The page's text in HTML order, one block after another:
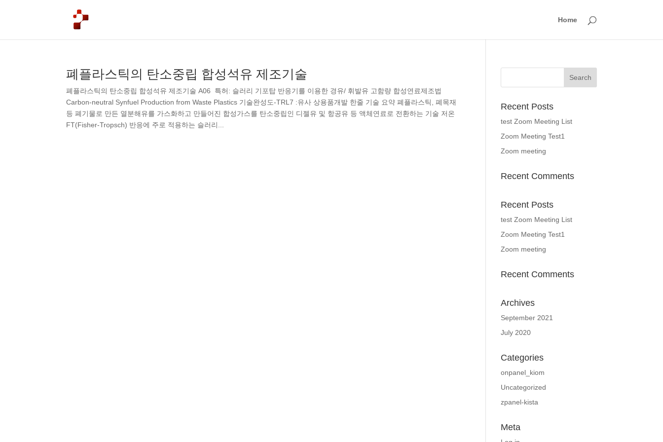
Home
폐플라스틱의 탄소중립 합성석유 제조기술
폐플라스틱의 탄소중립 합성석유 제조기술 A06 특허: 슬러리 기포탑 반응기를 이용한 경유/ 휘발유 고함량 합성연료제조법
Carbon-neutral Synfuel Production from Waste Plastics 기술완성도-TRL7 :유사 상용품개발 한줄 기술 요약 폐플라스틱, 폐목재
등 폐기물로 만든 열분해유를 가스화하고 만들어진 합성가스를 탄소중립인 디젤유 및 항공유 등 액체연료로 전환하는 기술 저온
FT(Fisher-Tropsch) 반응에 주로 적용하는 슬러리...
Recent Posts
test Zoom Meeting List
Zoom Meeting Test1
Zoom meeting
Recent Comments
Recent Posts
test Zoom Meeting List
Zoom Meeting Test1
Zoom meeting
Recent Comments
Archives
September 2021
July 2020
Categories
onpanel_kiom
Uncategorized
zpanel-kista
Meta